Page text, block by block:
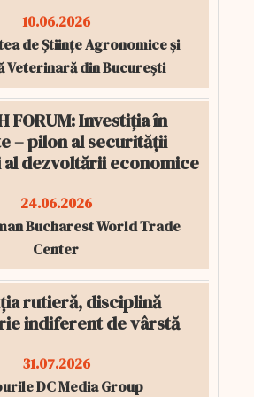
10.06.2026
de Științe Agronomice și
Veterinară din București
FORUM: Investiția în
– pilon al securității
al dezvoltării economice
24.06.2026
Bucharest World Trade
Center
rutieră, disciplină
indiferent de vârstă
31.07.2026
DC Media Group